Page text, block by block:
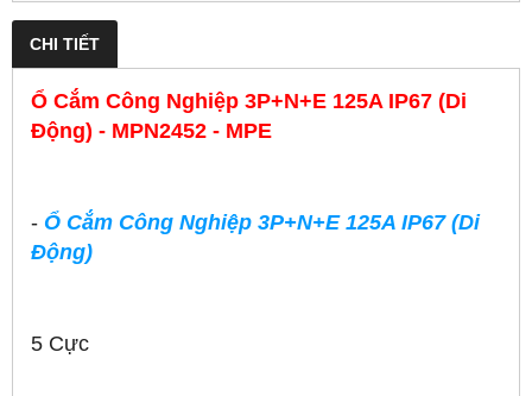
CHI TIẾT
Ổ Cắm Công Nghiệp 3P+N+E 125A IP67 (Di
Động) - MPN2452 - MPE
- Ổ Cắm Công Nghiệp 3P+N+E 125A IP67 (Di
Động)
5 Cực